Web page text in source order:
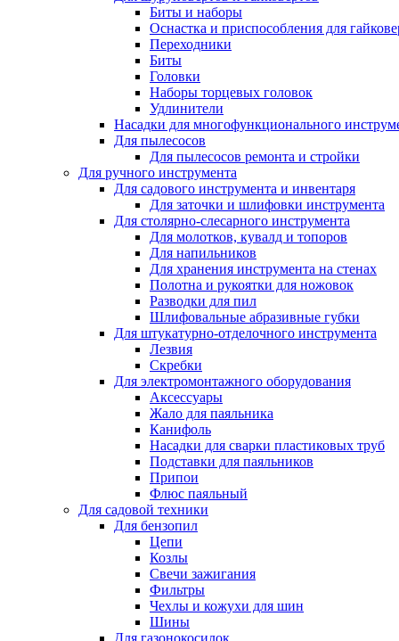
Биты и наборы
Оснастка и приспособления для
Переходники
Биты
Головки
Наборы торцевых головок
Удлинители
Насадки для многофункционального
Для пылесосов
Для пылесосов ремонта и стройки
Для ручного инструмента
Для садового инструмента и инвентаря
Для заточки и шлифовки инструмента
Для столярно-слесарного инструмента
Для молотков, кувалд и топоров
Для напильников
Для хранения инструмента на стенах
Полотна и рукоятки для ножовок
Разводки для пил
Шлифовальные абразивные губки
Для штукатурно-отделочного инструмента
Лезвия
Скребки
Для электромонтажного оборудования
Аксессуары
Жало для паяльника
Канифоль
Насадки для сварки пластиковых труб
Подставки для паяльников
Припои
Флюс паяльный
Для садовой техники
Для бензопил
Цепи
Козлы
Свечи зажигания
Фильтры
Чехлы и кожухи для шин
Шины
Для газонокосилок